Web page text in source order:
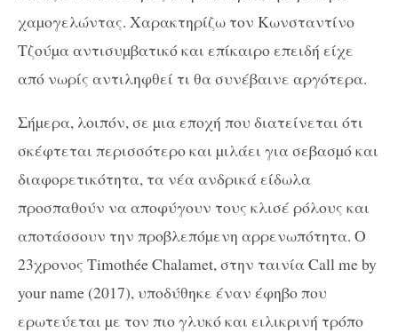
χαµογελώντας. Χαρακτηρίζω τον Κωνσταντίνο
Τζούµα αντισυµβατικό και επίκαιρο επειδή είχε
από νωρίς αντιληφθεί τι θα συνέβαινε αργότερα.
Σήµερα, λοιπόν, σε µια εποχή που διατείνεται ότι
σκέφτεται περισσότερο και µιλάει για σεβασµό και
διαφορετικότητα, τα νέα ανδρικά είδωλα
προσπαθούν να αποφύγουν τους κλισέ ρόλους και
αποτάσσουν την προβλεπόµενη αρρενωπότητα. Ο
23χρονος Timothée Chalamet, στην ταινία Call me by
your name (2017), υποδύθηκε έναν έφηβο που
ερωτεύεται µε τον πιο γλυκό και ειλικρινή τρόπο